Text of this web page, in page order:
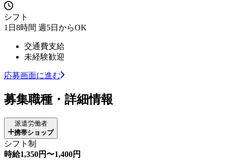
シフト
1日8時間 週5日からOK
交通費支給
未経験歓迎
応募画面に進む
募集職種・詳細情報
派遣労働者
携帯ショップ
シフト制
時給1,350円〜1,400円